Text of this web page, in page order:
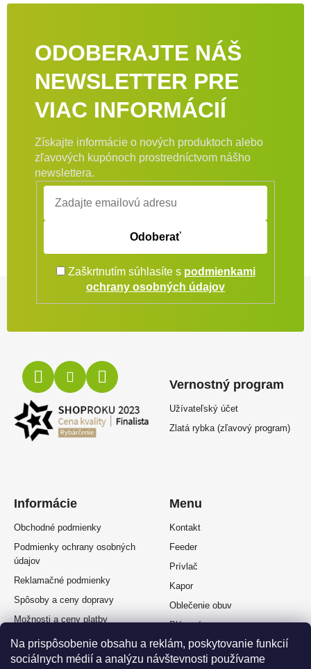
Na prispôsobenie obsahu a reklám, poskytovanie funkcií
sociálnych médií a analýzu návštevnosti používame
ODOBERAJTE NÁŠ
NEWSLETTER PRE
VIAC INFORMÁCIÍ
Získajte informácie o nových produktoch alebo
zľavových kupónoch prostredníctvom nášho
newslettera.
Odoberať
Zaškrtnutím súhlasíte s podmienkami
ochrany osobných údajov
Informácie
Obchodné podmienky
Podmienky ochrany osobných
údajov
Reklamačné podmienky
Spôsoby a ceny dopravy
Možnosti a ceny platby
Splátkový predaj
Odstúpenie od zmluvy
Vernostný program
Užívateľský účet
Zlatá rybka (zľavový program)
Menu
Kontakt
Feeder
Prívlač
Kapor
Oblečenie obuv
Plávaná
Muškárina